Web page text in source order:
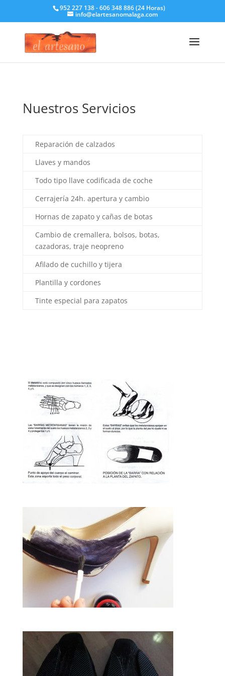
952 227 138 - 606 348 886 (24 Horas)
info@elartesanomalaga.com
Nuestros Servicios
Reparación de calzados
Llaves y mandos
Todo tipo llave codificada de coche
Cerrajería 24h. apertura y cambio
Hornas de zapato y cañas de botas
Cambio de cremallera, bolsos, botas,
cazadoras, traje neopreno
Afilado de cuchillo y tijera
Plantilla y cordones
Tinte especial para zapatos